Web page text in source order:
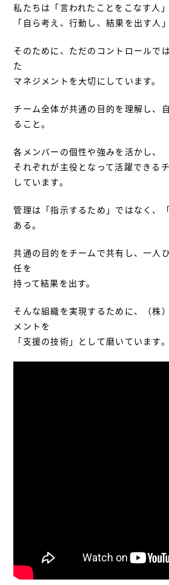
私たちは「言われたことをこなす人」
「自ら考え、行動し、結果を出す人
そのために、ただのコントロールで
た
マネジメントを大切にしています。
チーム全体が共通の目的を理解し、
ること。
各メンバーの個性や強みを活かし、
それぞれが主役となって活躍できる
しています。
管理は「指示するため」ではなく、
ある。
共通の目的をチームで共有し、一人
任を
持って結果を出す。
そんな組織を実現するために、（株
メントを
「支援の技術」として磨いています。